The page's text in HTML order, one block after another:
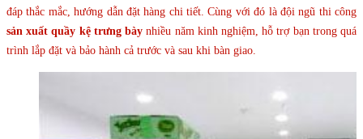
đáp thắc mắc, hướng dẫn đặt hàng chi tiết. Cùng với đó là đội ngũ thi công
sản xuất quầy kệ trưng bày nhiều năm kinh nghiệm, hỗ trợ bạn trong quá
trình lắp đặt và bảo hành cả trước và sau khi bàn giao.